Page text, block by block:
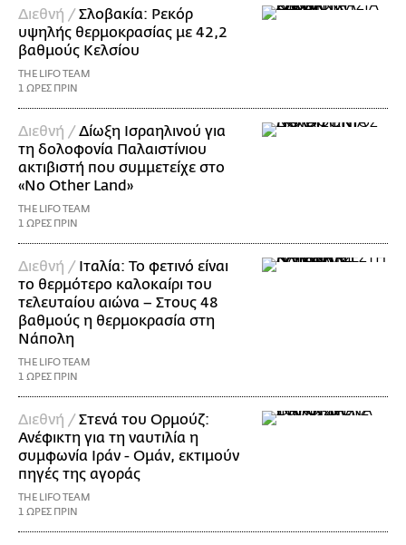
Διεθνή /Σλοβακία: Ρεκόρ
υψηλής θερμοκρασίας με 42,2
βαθμούς Κελσίου
THE LIFO TEAM
1 ΩΡΕΣ ΠΡΙΝ
Διεθνή /Δίωξη Ισραηλινού για
τη δολοφονία Παλαιστίνιου
ακτιβιστή που συμμετείχε στο
«No Other Land»
THE LIFO TEAM
1 ΩΡΕΣ ΠΡΙΝ
Διεθνή / Ιταλία: Το φετινό είναι
το θερμότερο καλοκαίρι του
τελευταίου αιώνα – Στους 48
βαθμούς η θερμοκρασία στη
Νάπολη
THE LIFO TEAM
1 ΩΡΕΣ ΠΡΙΝ
Διεθνή /Στενά του Ορμούζ:
Ανέφικτη για τη ναυτιλία η
συμφωνία Ιράν - Ομάν, εκτιμούν
πηγές της αγοράς
THE LIFO TEAM
1 ΩΡΕΣ ΠΡΙΝ